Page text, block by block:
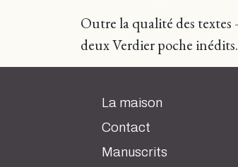
Outre la qualité des textes
deux Verdier poche inédits.
La maison
Contact
Manuscrits